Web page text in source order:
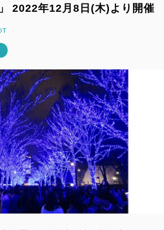
2022年12月8日(木)より開催